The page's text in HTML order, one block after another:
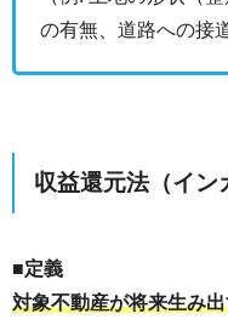
の有無、道路への接
収益還元法（イン
■定義
対象不動産が将来生み